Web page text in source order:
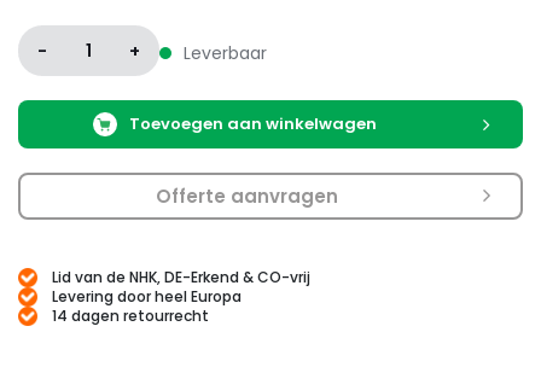
Kleur
Maximaal vermogen
- 1 + Leverbaar
Toevoegen aan winkelwagen
Offerte aanvragen
Lid van de NHK, DE-Erkend & CO-vrij
Levering door heel Europa
14 dagen retourrecht